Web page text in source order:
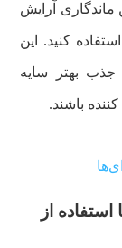
آرایش
کنید. این
جذب بهتر سایه
باشند.
از